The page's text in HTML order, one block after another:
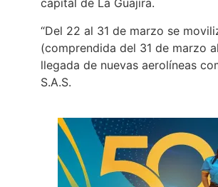
capital de La Guajira.
“Del 22 al 31 de marzo se
(comprendida del 31 de marzo
llegada de nuevas aerolíneas
S.A.S.